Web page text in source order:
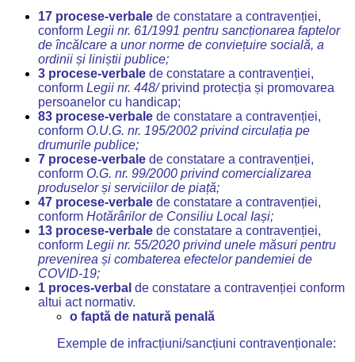
17 procese-verbale de constatare a contravenției,
conform Legii nr. 61/1991 pentru sancționarea faptelor
de încălcare a unor norme de conviețuire socială, a
ordinii și liniștii publice;
3 procese-verbale de constatare a contravenției,
conform Legii nr. 448/privind protecția și promovarea
persoanelor cu handicap;
83 procese-verbale de constatare a contravenției,
conform O.U.G. nr. 195/2002 privind circulația pe
drumurile publice;
7 procese-verbale de constatare a contravenției,
conform O.G. nr. 99/2000 privind comercializarea
produselor și serviciilor de piață;
47 procese-verbale de constatare a contravenției,
conform Hotărârilor de Consiliu Local Iași;
13 procese-verbale de constatare a contravenției,
conform Legii nr. 55/2020 privind unele măsuri pentru
prevenirea și combaterea efectelor pandemiei de
COVID-19;
1 proces-verbal de constatare a contravenției conform
altui act normativ.
o faptă de natură penală
Exemple de infracțiuni/sancțiuni contravenționale: